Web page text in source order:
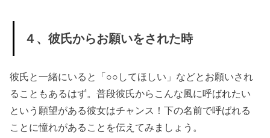
４、彼氏からお願いをされた時
彼氏と一緒にいると「○○してほしい」などとお願いされ
ることもあるはず。普段彼氏からこんな風に呼ばれたい
という願望がある彼女はチャンス！下の名前で呼ばれる
ことに憧れがあることを伝えてみましょう。